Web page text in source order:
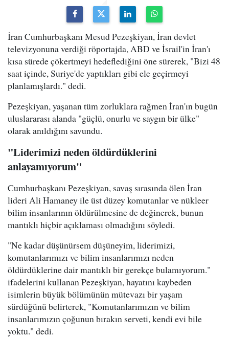
İran Cumhurbaşkanı Mesud Pezeşkiyan, İran devlet
televizyonuna verdiği röportajda, ABD ve İsrail'in İran'ı
kısa sürede çökertmeyi hedeflediğini öne sürerek, "Bizi 48
saat içinde, Suriye'de yaptıkları gibi ele geçirmeyi
planlamışlardı." dedi.
Pezeşkiyan, yaşanan tüm zorluklara rağmen İran'ın bugün
uluslararası alanda "güçlü, onurlu ve saygın bir ülke"
olarak anıldığını savundu.
"Liderimizi neden öldürdüklerini
anlayamıyorum"
Cumhurbaşkanı Pezeşkiyan, savaş sırasında ölen İran
lideri Ali Hamaney ile üst düzey komutanlar ve nükleer
bilim insanlarının öldürülmesine de değinerek, bunun
mantıklı hiçbir açıklaması olmadığını söyledi.
"Ne kadar düşünürsem düşüneyim, liderimizi,
komutanlarımızı ve bilim insanlarımızı neden
öldürdüklerine dair mantıklı bir gerekçe bulamıyorum."
ifadelerini kullanan Pezeşkiyan, hayatını kaybeden
isimlerin büyük bölümünün mütevazı bir yaşam
sürdüğünü belirterek, "Komutanlarımızın ve bilim
insanlarımızın çoğunun bırakın serveti, kendi evi bile
yoktu." dedi.